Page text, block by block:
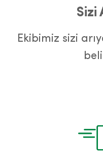
Sizi
Ekibimiz sizi